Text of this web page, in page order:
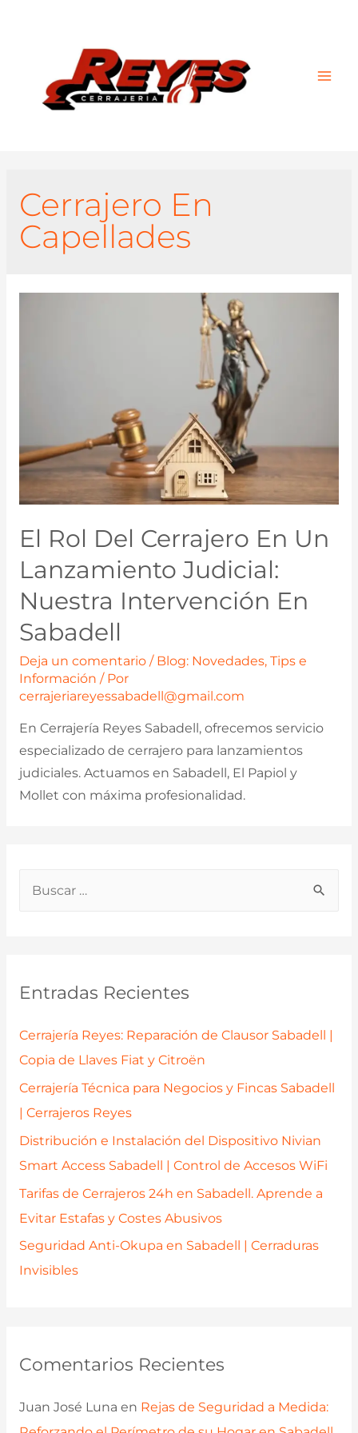
p
o
Entradas Recientes
Cerrajería Reyes: Reparación de Clausor Sabadell |
Copia de Llaves Fiat y Citroën
Cerrajería Técnica para Negocios y Fincas Sabadell
| Cerrajeros Reyes
Distribución e Instalación del Dispositivo Nivian
Smart Access Sabadell | Control de Accesos WiFi
Tarifas de Cerrajeros 24h en Sabadell. Aprende a
Evitar Estafas y Costes Abusivos
Seguridad Anti-Okupa en Sabadell | Cerraduras
Invisibles
Comentarios Recientes
Juan José Luna en Rejas de Seguridad a Medida:
Cerrajero En
Capellades
El Rol Del Cerrajero En Un
Lanzamiento Judicial:
Nuestra Intervención En
Sabadell
Deja un comentario / Blog: Novedades, Tips e
Información / Por
cerrajeriareyessabadell@gmail.com
En Cerrajería Reyes Sabadell, ofrecemos servicio
especializado de cerrajero para lanzamientos
judiciales. Actuamos en Sabadell, El Papiol y
Mollet con máxima profesionalidad.